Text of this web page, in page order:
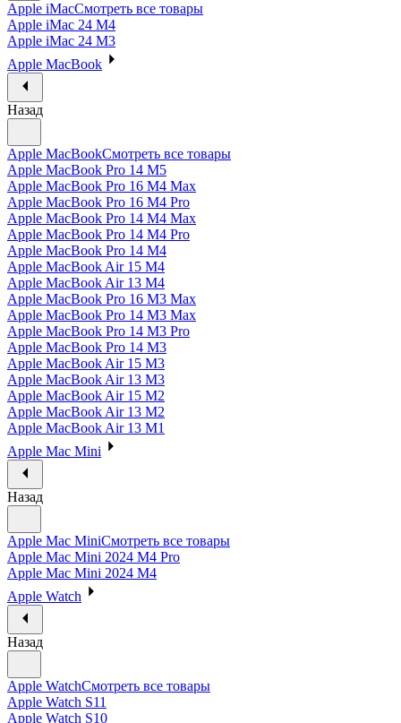
Apple iMacСмотреть все товары
Apple iMac 24 M4
Apple iMac 24 M3
Apple MacBook
Назад
Apple MacBookСмотреть все товары
Apple MacBook Pro 14 M5
Apple MacBook Pro 16 M4 Max
Apple MacBook Pro 16 M4 Pro
Apple MacBook Pro 14 M4 Max
Apple MacBook Pro 14 M4 Pro
Apple MacBook Pro 14 M4
Apple MacBook Air 15 M4
Apple MacBook Air 13 M4
Apple MacBook Pro 16 M3 Max
Apple MacBook Pro 14 M3 Max
Apple MacBook Pro 14 M3 Pro
Apple MacBook Pro 14 M3
Apple MacBook Air 15 M3
Apple MacBook Air 13 M3
Apple MacBook Air 15 M2
Apple MacBook Air 13 M2
Apple MacBook Air 13 M1
Apple Mac Mini
Назад
Apple Mac MiniСмотреть все товары
Apple Mac Mini 2024 M4 Pro
Apple Mac Mini 2024 M4
Apple Watch
Назад
Apple WatchСмотреть все товары
Apple Watch S11
Apple Watch S10